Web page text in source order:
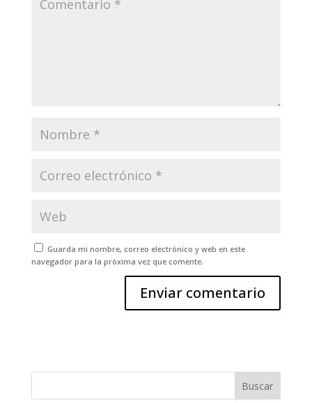
Guarda mi nombre, correo electrónico y web en este
navegador para la próxima vez que comente.